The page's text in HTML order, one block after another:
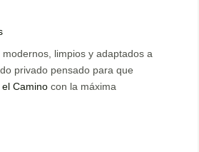
limpios y adaptados a
privado pensado para que
Caminocon la máxima